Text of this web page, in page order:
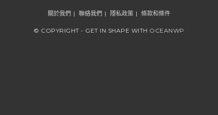
關於我們 聯絡我們 隱私政策 條款和條件
© COPYRIGHT - GET IN SHAPE WITH OCEANWP